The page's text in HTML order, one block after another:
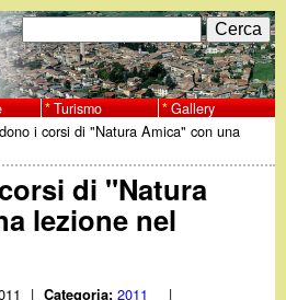
F
o
r
m
d
C
e
r
c
a
Turismo Gallery
i corsi di "Natura Amica" con una
di "Natura
lezione nel
| Categoria:2011 |